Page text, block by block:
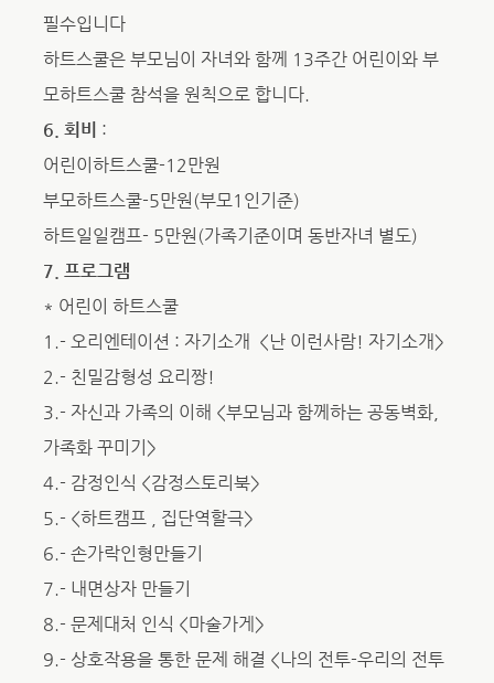
필수입니다
하트스쿨은 부모님이 자녀와 함께 13주간 어린이와 부
모하트스쿨 참석을 원칙으로 합니다.
6. 회비 :
어린이하트스쿨-12만원
부모하트스쿨-5만원(부모1인기준)
하트일일캠프- 5만원(가족기준이며 동반자녀 별도)
7. 프로그램
* 어린이 하트스쿨
1.- 오리엔테이션 : 자기소개 <난 이런사람! 자기소개>
2.- 친밀감형성 요리짱!
3.- 자신과 가족의 이해 <부모님과 함께하는 공동벽화,
가족화 꾸미기>
4.- 감정인식 <감정스토리북>
5.- <하트캠프 , 집단역할극>
6.- 손가락인형만들기
7.- 내면상자 만들기
8.- 문제대처 인식 <마술가게>
9.- 상호작용을 통한 문제 해결 <나의 전투-우리의 전투